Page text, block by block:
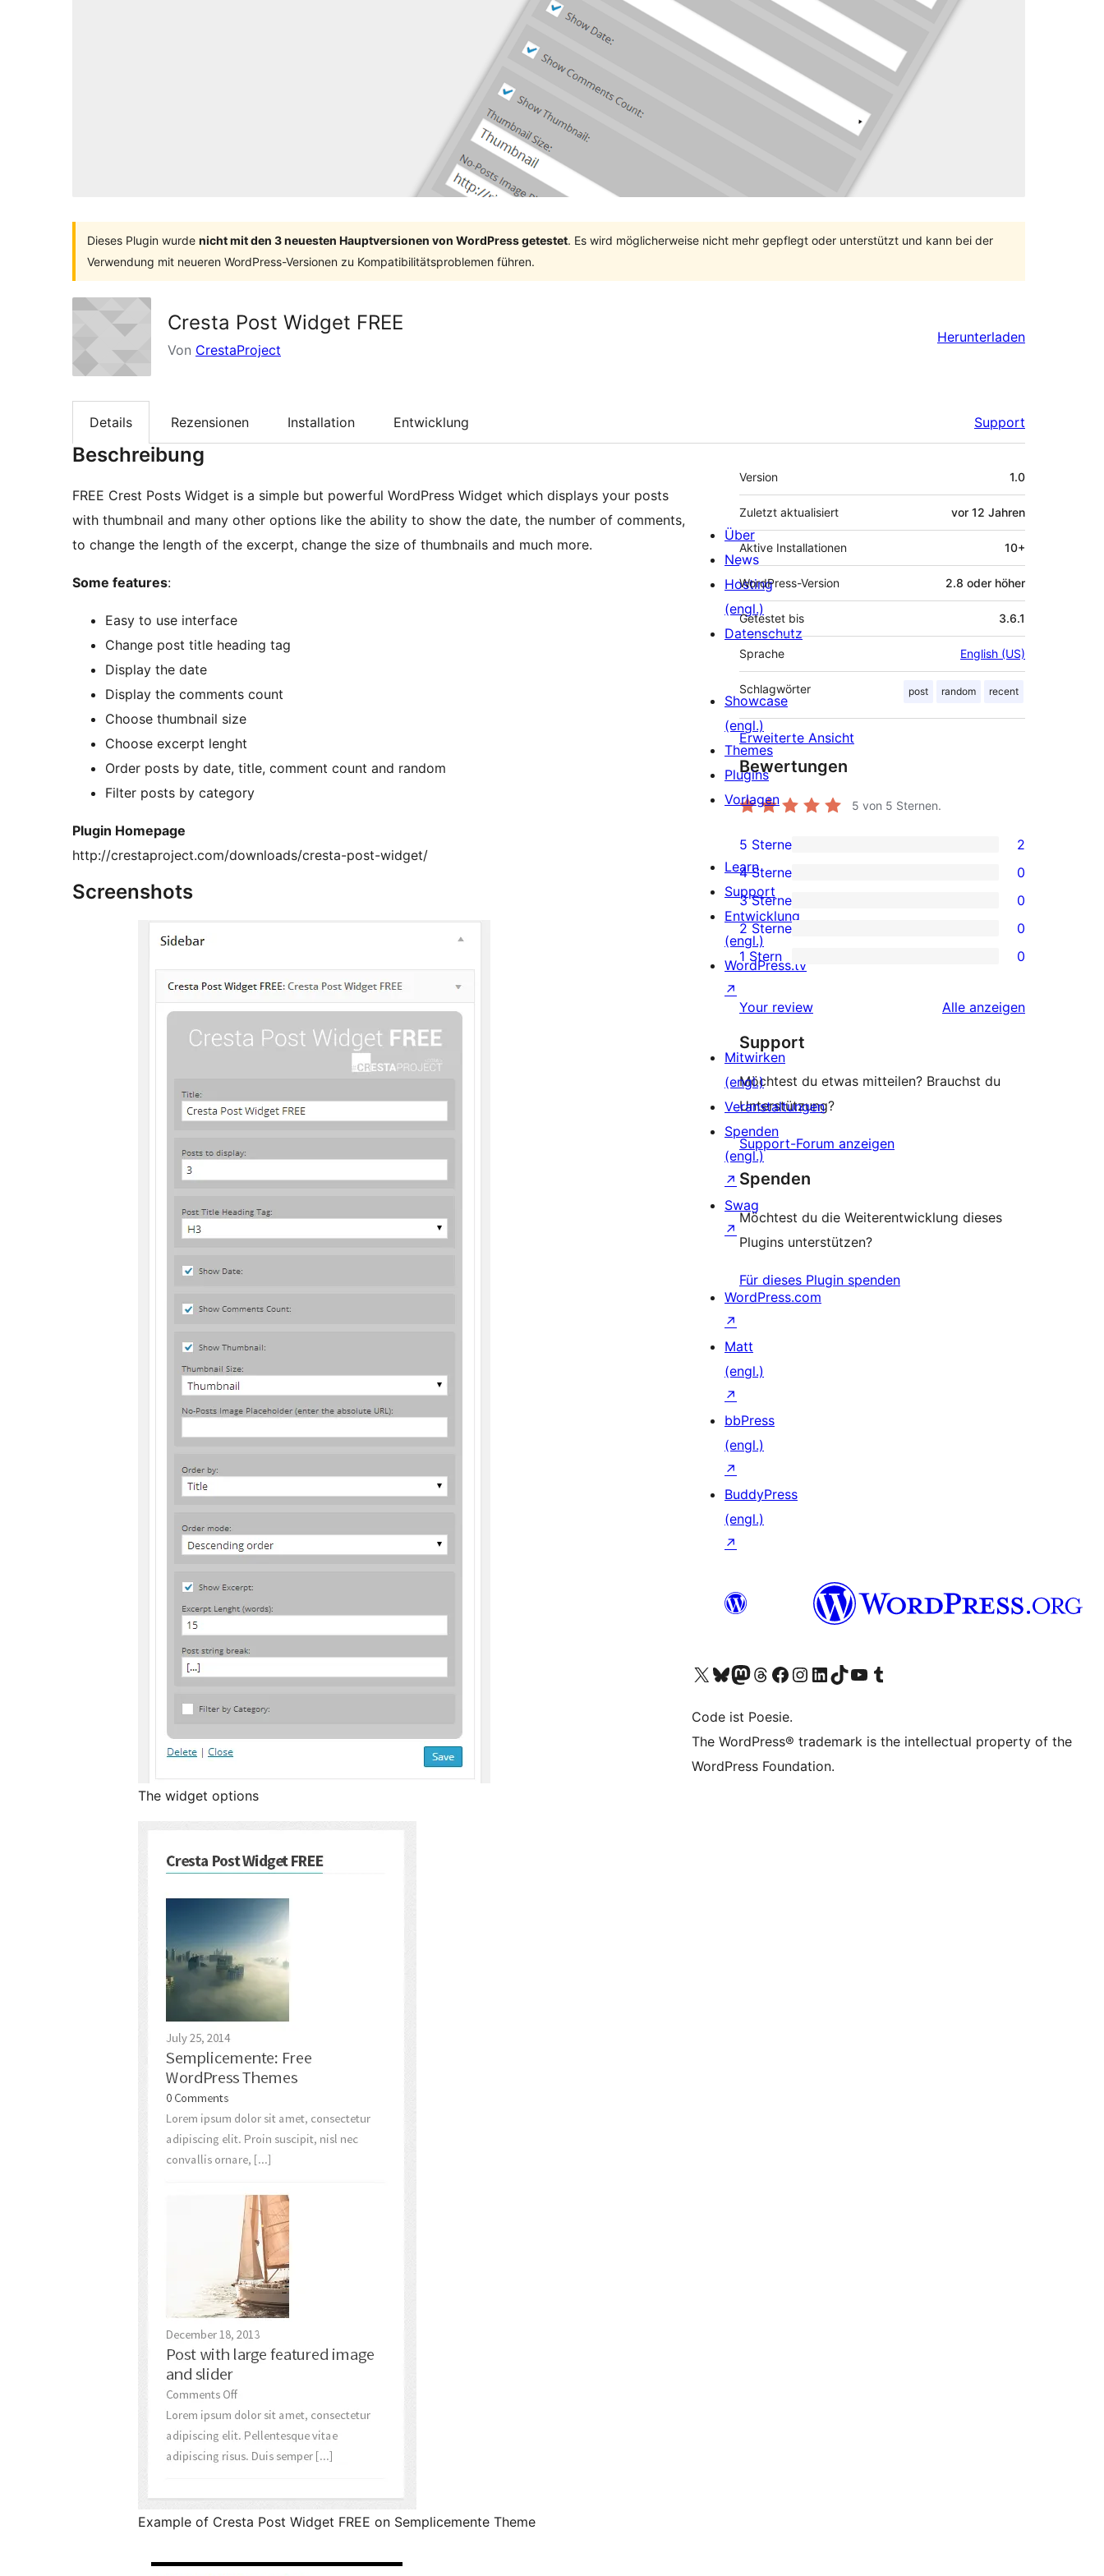
Dieses Plugin wurde nicht mit den 3 neuesten Hauptversionen von WordPress getestet. Es wird möglicherweise nicht mehr gepflegt oder unterstützt und kann bei der
Verwendung mit neueren WordPress-Versionen zu Kompatibilitätsproblemen führen.
Cresta Post Widget FREE
Von CrestaProject
Herunterladen
Details Rezensionen Installation Entwicklung Support
Beschreibung
FREE Crest Posts Widget is a simple but powerful WordPress Widget which displays your posts
with thumbnail and many other options like the ability to show the date, the number of comments,
to change the length of the excerpt, change the size of thumbnails and much more.
Some features:
Easy to use interface
Change post title heading tag
Display the date
Display the comments count
Choose thumbnail size
Choose excerpt lenght
Order posts by date, title, comment count and random
Filter posts by category
Plugin Homepage
http://crestaproject.com/downloads/cresta-post-widget/
Screenshots
The widget options
Example of Cresta Post Widget FREE on Semplicemente Theme
Meta
Version 1.0
Zuletzt aktualisiert vor 12 Jahren
Aktive Installationen 10+
WordPress-Version 2.8 oder höher
Getestet bis 3.6.1
Sprache English (US)
Schlagwörter post random recent
Erweiterte Ansicht
Bewertungen
5 von 5 Sternen.
2 5-
Sterne-
Rezensionen
5 Sterne 2
0 4-
Sterne-
Rezensionen
4 Sterne 0
0 3-
Sterne-
Rezensionen
3 Sterne 0
0 2-
Sterne-
2 Sterne 0
0 1-
Rezensionen
1 Stern 0
Your review Alle Rezensionen
anzeigen
Support
Möchtest du etwas mitteilen? Brauchst du
Unterstützung?
Support-Forum anzeigen
Spenden
Möchtest du die Weiterentwicklung dieses
Plugins unterstützen?
Für dieses Plugin spenden
Über
News
Hosting
(engl.)
Datenschutz
Showcase
(engl.)
Themes
Plugins
Vorlagen
Learn
Support
Entwicklung
(engl.)
WordPress.tv
↗
Mitwirken
(engl.)
Veranstaltungen
Spenden
(engl.)
↗
Swag
↗
WordPress.com
↗
Matt
(engl.)
↗
bbPress
(engl.)
↗
BuddyPress
(engl.)
↗
Unser X-Konto (früher Twitter) besuchen
Unser Bluesky-Konto besuchen
Unser Mastodon-Konto besuchen
Unser Threads-Konto besuchen
Unsere Facebook-Seite besuchen
Unser Instagram-Konto besuchen
Unser LinkedIn-Konto besuchen
Unser TikTok-Konto besuchen
Unseren YouTube-Kanal besuchen
Unser Tumblr-Konto besuchen
Code ist Poesie.
The WordPress® trademark is the intellectual property of the
WordPress Foundation.